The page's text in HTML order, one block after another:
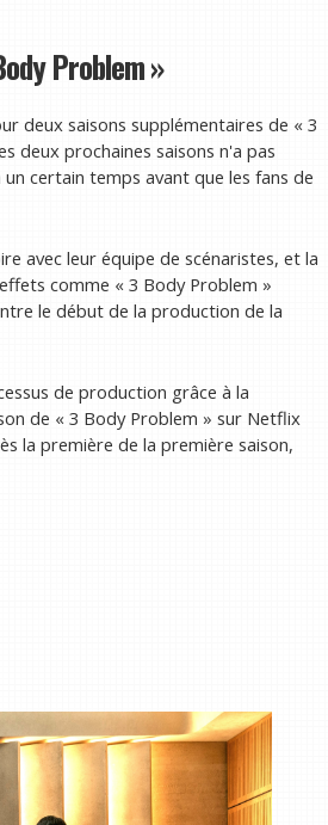
Problem »
deux saisons supplémentaires de « 3
deux prochaines saisons n'a pas
certain temps avant que les fans de
avec leur équipe de scénaristes, et la
comme « 3 Body Problem »
le début de la production de la
de production grâce à la
de « 3 Body Problem » sur Netflix
la première de la première saison,